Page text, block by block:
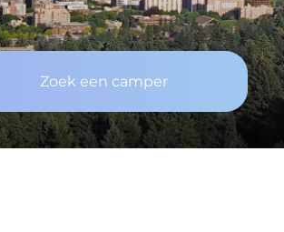
Zoek een camper